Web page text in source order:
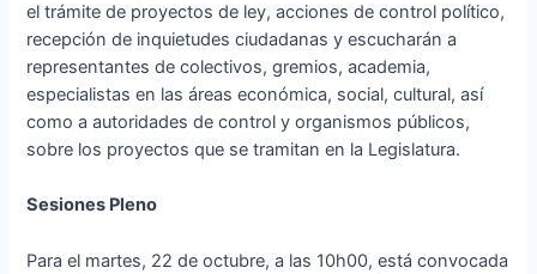
el trámite de proyectos de ley, acciones de control político,
recepción de inquietudes ciudadanas y escucharán a
representantes de colectivos, gremios, academia,
especialistas en las áreas económica, social, cultural, así
como a autoridades de control y organismos públicos,
sobre los proyectos que se tramitan en la Legislatura.
Sesiones Pleno
Para el martes, 22 de octubre, a las 10h00, está convocada